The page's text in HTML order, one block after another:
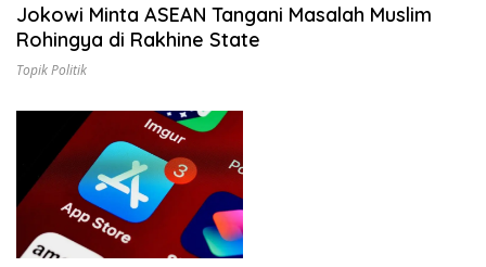
Jokowi Minta ASEAN Tangani Masalah Muslim
Rohingya di Rakhine State
Topik Politik